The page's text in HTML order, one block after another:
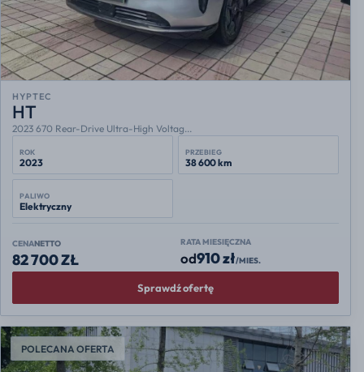
HYPTEC
HT
2023 670 Rear-Drive Ultra-High Voltag...
ROK
2023
PRZEBIEG
38 600 km
PALIWO
Elektryczny
CENANETTO
82 700 ZŁ
RATA MIESIĘCZNA
od910 zł/MIES.
Sprawdź ofertę
POLECANA OFERTA